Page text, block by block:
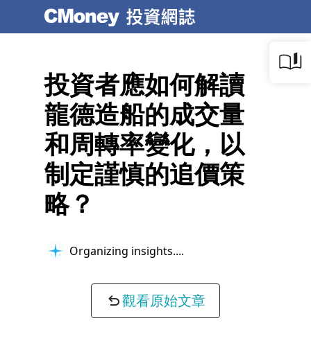
投資者應如何解讀
龍德造船的成交量
和周轉率變化，以
制定謹慎的追價策
略？
Organizing insights...
觀看原始文章